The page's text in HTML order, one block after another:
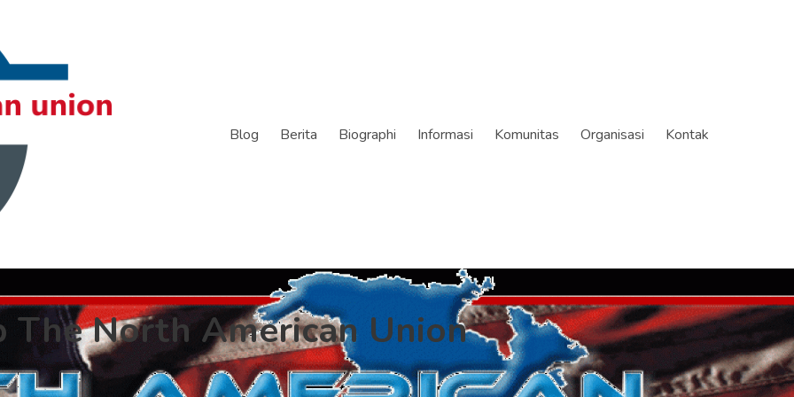
Blog Berita Biographi Informasi Komunitas Organisasi Kontak
The North American Union